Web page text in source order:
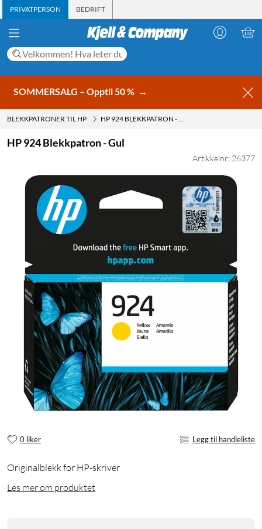
PRIVATPERSON BEDRIFT
SOMMERSALG – Opptil 50 % →
BLEKKPATRONER TIL HP HP 924 BLEKKPATRON - GUL
HP 924 Blekkpatron - Gul
Artikkelnr: 26377
0 liker Legg til handleliste
Originalblekk for HP-skriver
Les mer om produktet